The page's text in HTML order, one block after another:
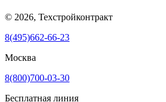
© 2026, Техстройконтракт
8(495)662-66-23
Москва
8(800)700-03-30
Бесплатная линия